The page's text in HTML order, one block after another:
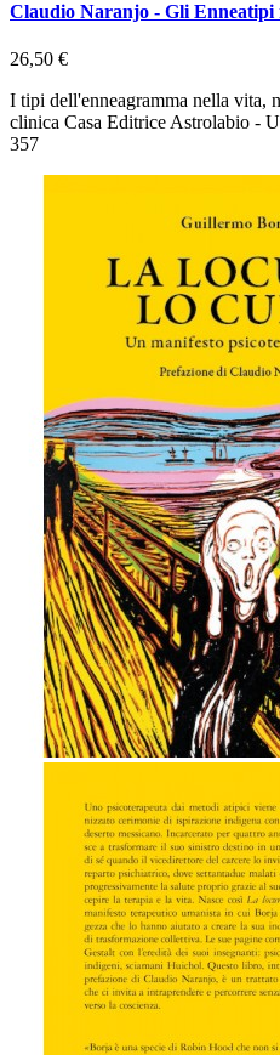
Claudio Naranjo - Gli Enneatipi
26,50 €
I tipi dell'enneagramma nella vita,
clinica Casa Editrice Astrolabio -
357